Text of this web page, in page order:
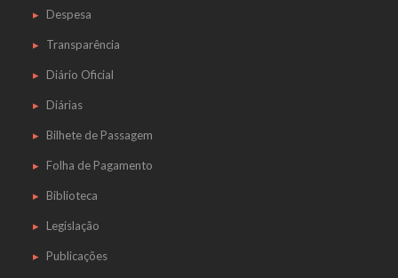
Despesa
Transparência
Diário Oficial
Diárias
Bilhete de Passagem
Folha de Pagamento
Biblioteca
Legislação
Publicações